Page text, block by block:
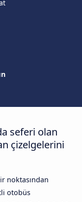
seferi olan
çizelgelerini
noktasından
otobüs